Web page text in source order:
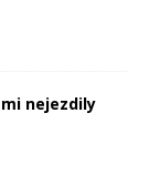
nejezdily